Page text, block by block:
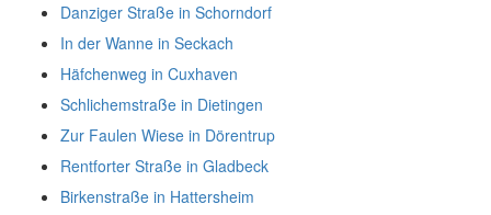
Danziger Straße in Schorndorf
In der Wanne in Seckach
Häfchenweg in Cuxhaven
Schlichemstraße in Dietingen
Zur Faulen Wiese in Dörentrup
Rentforter Straße in Gladbeck
Birkenstraße in Hattersheim